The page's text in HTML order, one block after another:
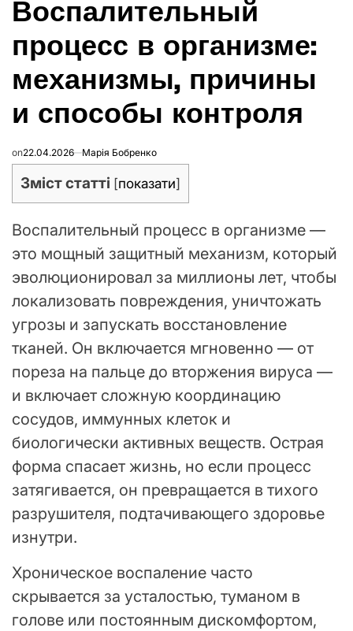
Воспалительный
процесс в организме:
механизмы, причины
и способы контроля
on22.04.2026 Марія Бобренко
Зміст статті [показати]
Воспалительный процесс в организме —
это мощный защитный механизм, который
эволюционировал за миллионы лет, чтобы
локализовать повреждения, уничтожать
угрозы и запускать восстановление
тканей. Он включается мгновенно — от
пореза на пальце до вторжения вируса —
и включает сложную координацию
сосудов, иммунных клеток и
биологически активных веществ. Острая
форма спасает жизнь, но если процесс
затягивается, он превращается в тихого
разрушителя, подтачивающего здоровье
изнутри.
Хроническое воспаление часто
скрывается за усталостью, туманом в
голове или постоянным дискомфортом,